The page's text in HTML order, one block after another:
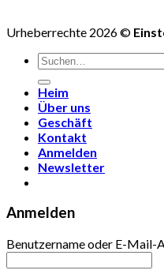
Urheberrechte 2026 ©
Suchen
nach:
Heim
Über uns
Geschäft
Kontakt
Anmelden
Newsletter
Anmelden
Benutzername oder E-Mail-